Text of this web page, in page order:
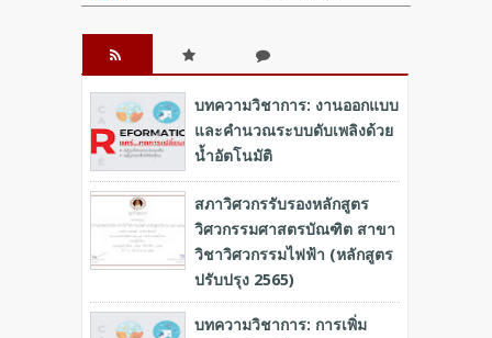
RECENT
POPULA
R
COMME
NT
บทความวิชาการ: งานออกแบบ
และคำนวณระบบดับเพลิงด้วย
น้ำอัตโนมัติ
สภาวิศวกรรับรองหลักสูตร
วิศวกรรมศาสตรบัณฑิต สาขา
วิชาวิศวกรรมไฟฟ้า (หลักสูตร
ปรับปรุง 2565)
บทความวิชาการ: การเพิ่ม